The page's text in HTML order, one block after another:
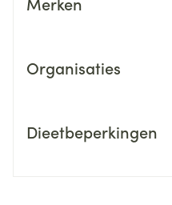
Organisaties
Dieetbeperkingen